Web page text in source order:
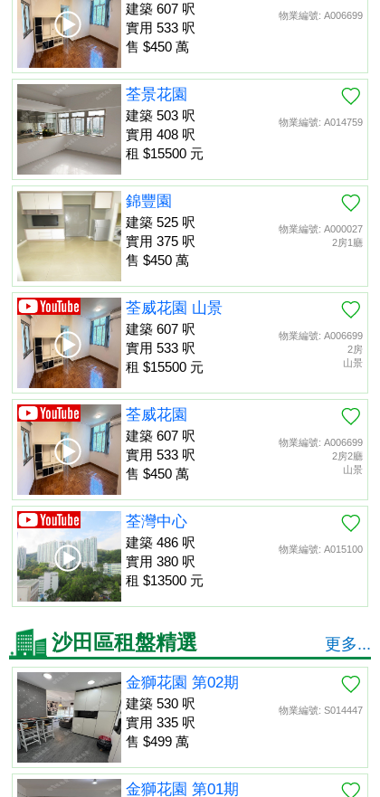
物業編號: A006699
建築 607 呎
實用 533 呎
售 $450 萬
物業編號: A014759
荃景花園
建築 503 呎
實用 408 呎
租 $15500 元
物業編號: A000027
2房1廳
錦豐園
建築 525 呎
實用 375 呎
售 $450 萬
物業編號: A006699
2房
山景
荃威花園 山景
建築 607 呎
實用 533 呎
租 $15500 元
物業編號: A006699
2房2廳
山景
荃威花園
建築 607 呎
實用 533 呎
售 $450 萬
物業編號: A015100
荃灣中心
建築 486 呎
實用 380 呎
租 $13500 元
沙田區租盤精選 更多...
物業編號: S014447
金獅花園 第02期
建築 530 呎
實用 335 呎
售 $499 萬
金獅花園 第01期